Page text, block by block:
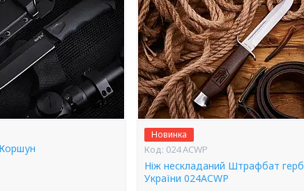
Новинка
024 ACWP
Ніж нескладаний Штрафбат герб
України 024ACWP